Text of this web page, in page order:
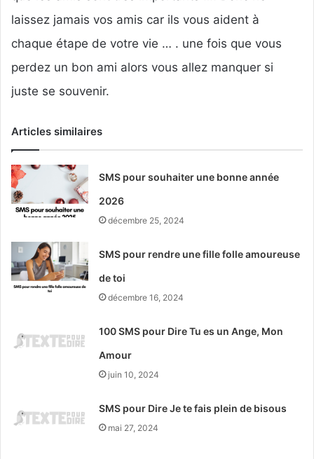
laissez jamais vos amis car ils vous aident à
chaque étape de votre vie … . une fois que vous
perdez un bon ami alors vous allez manquer si
juste se souvenir.
Articles similaires
SMS pour souhaiter une bonne année
2026
décembre 25, 2024
SMS pour rendre une fille folle amoureuse
de toi
décembre 16, 2024
100 SMS pour Dire Tu es un Ange, Mon
Amour
juin 10, 2024
SMS pour Dire Je te fais plein de bisous
mai 27, 2024